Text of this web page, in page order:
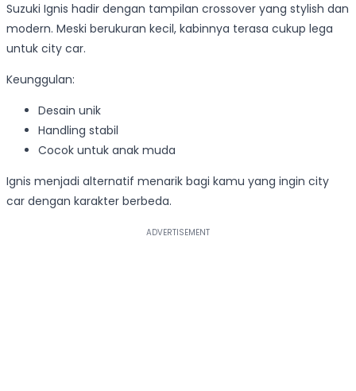
Suzuki Ignis hadir dengan tampilan crossover yang stylish dan
modern. Meski berukuran kecil, kabinnya terasa cukup lega
untuk city car.
Keunggulan:
Desain unik
Handling stabil
Cocok untuk anak muda
Ignis menjadi alternatif menarik bagi kamu yang ingin city
car dengan karakter berbeda.